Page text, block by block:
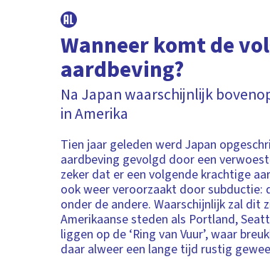
Wanneer komt de
aardbeving?
Na Japan waarschijnlijk
in Amerika
Tien jaar geleden werd Japan
aardbeving gevolgd door een
zeker dat er een volgende krachtige
ook weer veroorzaakt door subductie:
onder de andere. Waarschijnlijk zal dit
Amerikaanse steden als Portland,
liggen op de ‘Ring van Vuur’, waar
daar alweer een lange tijd rustig